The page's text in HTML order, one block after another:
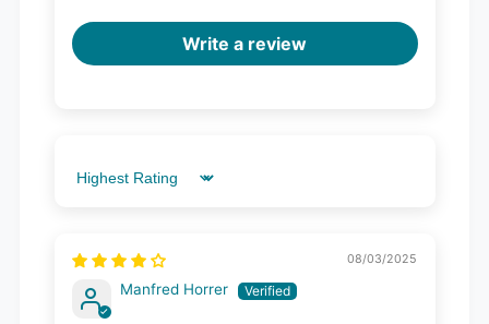
Write a review
Sort by
08/03/2025
Manfred Horrer